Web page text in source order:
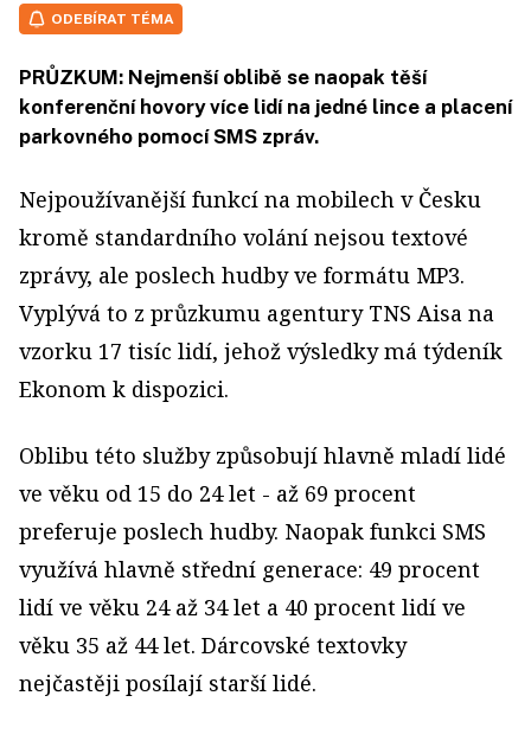
ODEBÍRAT TÉMA
PRŮZKUM: Nejmenší oblibě se naopak těší
konferenční hovory více lidí na jedné lince a placení
parkovného pomocí SMS zpráv.
Nejpoužívanější funkcí na mobilech v Česku
kromě standardního volání nejsou textové
zprávy, ale poslech hudby ve formátu MP3.
Vyplývá to z průzkumu agentury TNS Aisa na
vzorku 17 tisíc lidí, jehož výsledky má týdeník
Ekonom k dispozici.
Oblibu této služby způsobují hlavně mladí lidé
ve věku od 15 do 24 let - až 69 procent
preferuje poslech hudby. Naopak funkci SMS
využívá hlavně střední generace: 49 procent
lidí ve věku 24 až 34 let a 40 procent lidí ve
věku 35 až 44 let. Dárcovské textovky
nejčastěji posílají starší lidé.